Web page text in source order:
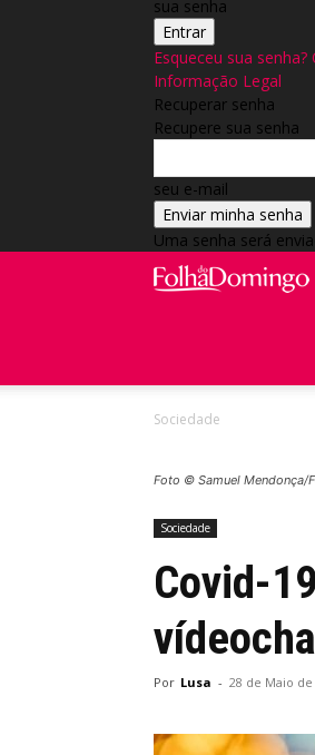
sua senha
Esqueceu sua
Informação Legal
Recuperar senha
Recupere sua senha
seu e-mail
Uma senha será
Sociedade
Foto © Samuel Mendonça/
Sociedade
Covid-
Por Lusa - 28 de Maio de